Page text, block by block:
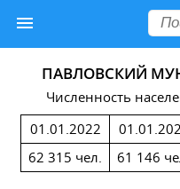
ПАВЛОВСКИЙ
Численность
01.01.2022
62 315 чел.
61 146